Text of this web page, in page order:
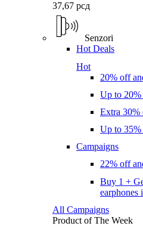
37,67 рсд
Senzori
Hot Deals
Hot
20% off
Up to
Extra 30%
Up to
Campaigns
22% off
Buy 1 +
earphones
All Campaigns
Product of The Week